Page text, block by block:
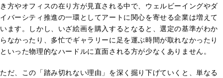
き方やオフィスの在り方が見直される中で、ウェルビーイングやダ
イバーシティ推進の一環としてアートに関心を寄せる企業は増えて
います。しかし、いざ絵画を購入するとなると、選定の基準がわか
らなかったり、多忙でギャラリーに足を運ぶ時間が取れなかったり
といった物理的なハードルに直面される方が少なくありません。
ただ、この「踏み切れない理由」を深く掘り下げていくと、単なる